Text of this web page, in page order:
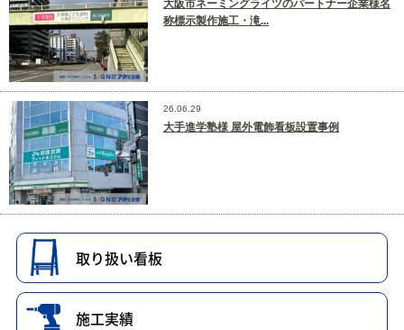
大阪市ネーミングライツのパートナー企業様名
称標示製作施工・滝...
26.06.29
大手進学塾様 屋外電飾看板設置事例
取り扱い看板
施工実績